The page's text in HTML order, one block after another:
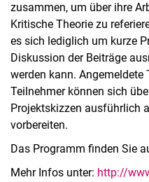
zusammen, um über ihre
Kritische Theorie zu
es sich lediglich um kurze
Diskussion der Beiträge
werden kann. Angemeldete
Teilnehmer können sich
Projektskizzen ausführlich
vorbereiten.
Das Programm finden Sie
Mehr Infos unter: http://